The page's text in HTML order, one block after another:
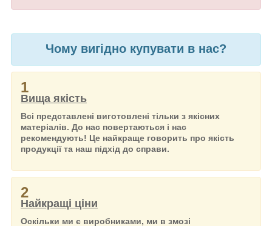
Чому вигідно купувати в нас?
1
Вища якість
Всі представлені виготовлені тільки з якісних
матеріалів. До нас повертаються і нас
рекомендують! Це найкраще говорить про якість
продукції та наш підхід до справи.
2
Найкращі ціни
Оскільки ми є виробниками, ми в змозі